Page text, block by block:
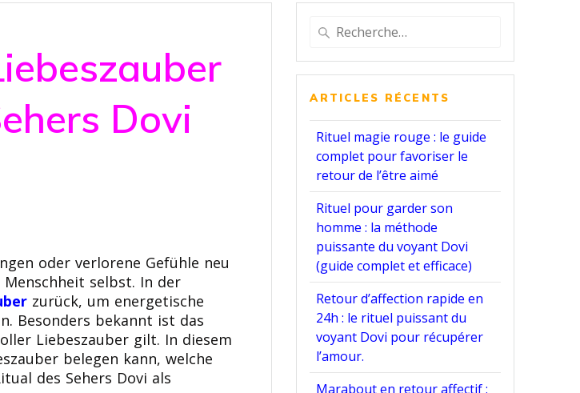
Dovi
oder verlorene Gefühle neu
selbst. In der
zurück, um energetische
Besonders bekannt ist das
Liebeszauber gilt. In diesem
belegen kann, welche
des Sehers Dovi als
Recherche
pour
:
ARTICLES RÉCENTS
Rituel magie rouge : le guide
complet pour favoriser le
retour de l’être aimé
Rituel pour garder son
homme : la méthode
puissante du voyant Dovi
(guide complet et efficace)
Retour d’affection rapide en
24h : le rituel puissant du
voyant Dovi pour récupérer
l’amour.
Marabout en retour affectif :